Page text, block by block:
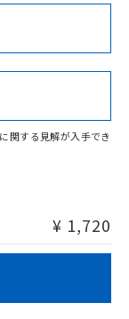
Cr(VI)
す。
合状況ページへ
ご検索ください
関する見解が入手でき
¥ 1,720